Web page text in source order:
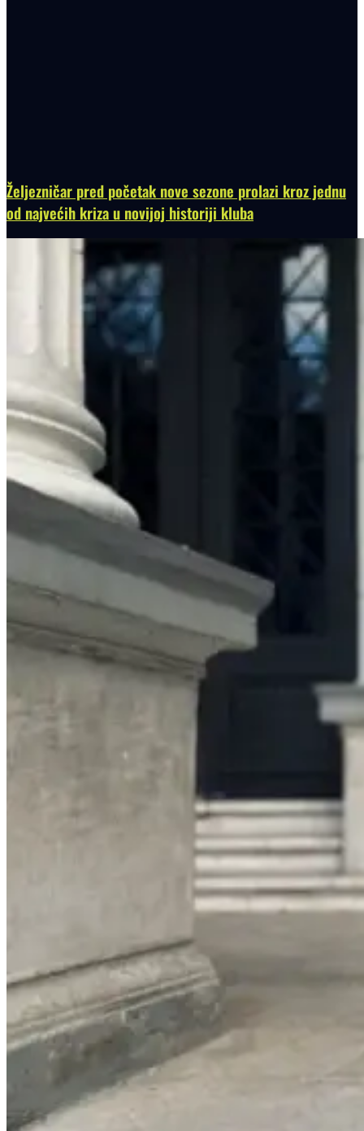
Željezničar pred početak nove sezone prolazi kroz jednu
od najvećih kriza u novijoj historiji kluba